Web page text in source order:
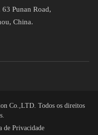
Punan Road,
China.
Co.,LTD. Todos os direitos
de Privacidade